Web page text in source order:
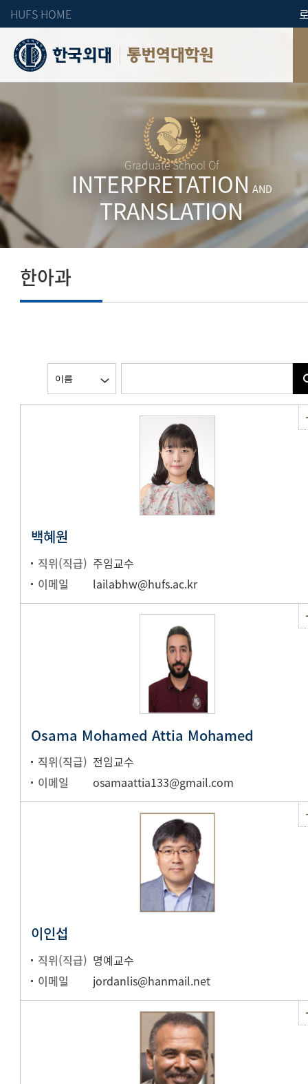
HUFS HOME
통번역대학원
Graduate School Of
INTERPRETATION AND
TRANSLATION
한아과
백혜원
직위(직급) 주임교수
이메일
lailabhw@hufs.ac.kr
Osama Mohamed Attia Mohamed
직위(직급) 전임교수
이메일
osamaattia133@gmail.com
이인섭
직위(직급) 명예교수
이메일
jordanlis@hanmail.net